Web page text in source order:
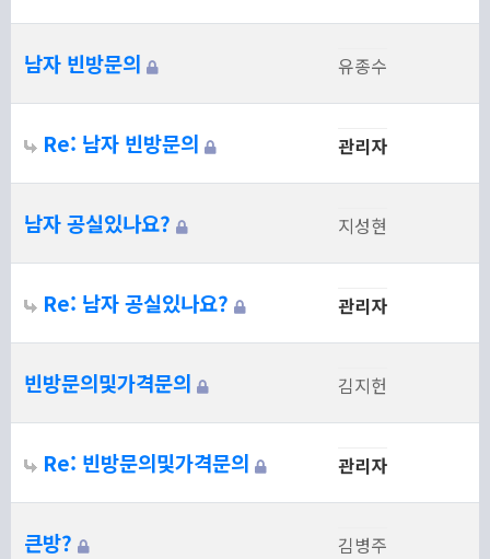
남자 빈방문의 유종수
Re: 남자 빈방문의 관리자
남자 공실있나요? 지성현
Re: 남자 공실있나요? 관리자
빈방문의및가격문의 김지헌
Re: 빈방문의및가격문의 관리자
큰방? 김병주